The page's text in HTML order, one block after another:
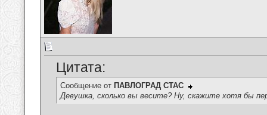
Цитата:
Сообщение от ПАВЛОГРАД СТАС
Девушка, сколько вы весите? Ну, скажите хотя бы